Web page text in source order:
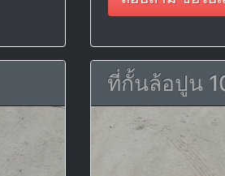
ที่กั้นล้อปูน